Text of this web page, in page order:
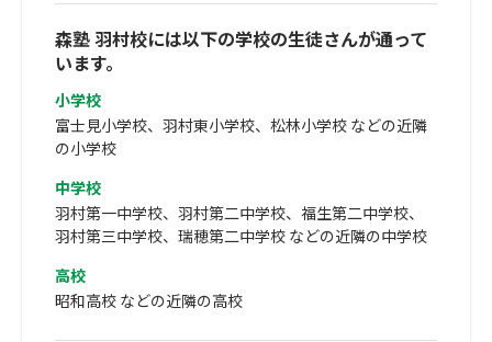
森塾 羽村校には以下の学校の生徒さんが通って
います。
小学校
富士見小学校、羽村東小学校、松林小学校 などの近隣
の小学校
中学校
羽村第一中学校、羽村第二中学校、福生第二中学校、
羽村第三中学校、瑞穂第二中学校 などの近隣の中学校
高校
昭和高校 などの近隣の高校